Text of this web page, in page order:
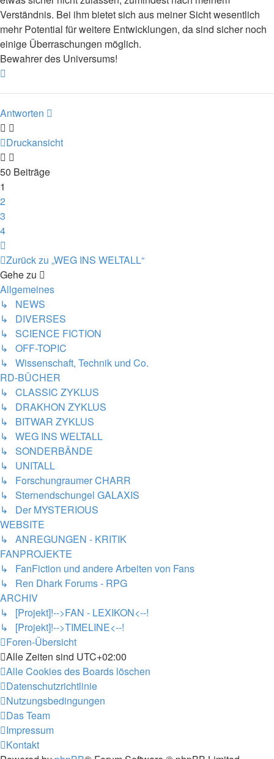
Verständnis. Bei ihm bietet sich aus meiner Sicht wesentlich
mehr Potential für weitere Entwicklungen, da sind sicher noch
einige Überraschungen möglich.
Bewahrer des Universums!
Antworten
Druckansicht
50 Beiträge
1
2
3
4
Zurück zu „WEG INS WELTALL“
Gehe zu
Allgemeines
↳ NEWS
↳ DIVERSES
↳ SCIENCE FICTION
↳ OFF-TOPIC
↳ Wissenschaft, Technik und Co.
RD-BÜCHER
↳ CLASSIC ZYKLUS
↳ DRAKHON ZYKLUS
↳ BITWAR ZYKLUS
↳ WEG INS WELTALL
↳ SONDERBÄNDE
↳ UNITALL
↳ Forschungraumer CHARR
↳ Sternendschungel GALAXIS
↳ Der MYSTERIOUS
WEBSITE
↳ ANREGUNGEN - KRITIK
FANPROJEKTE
↳ FanFiction und andere Arbeiten von Fans
↳ Ren Dhark Forums - RPG
ARCHIV
↳ [Projekt]!-->FAN - LEXIKON<--!
↳ [Projekt]!-->TIMELINE<--!
Foren-Übersicht
Alle Zeiten sind UTC+02:00
Alle Cookies des Boards löschen
Datenschutzrichtlinie
Nutzungsbedingungen
Das Team
Impressum
Kontakt